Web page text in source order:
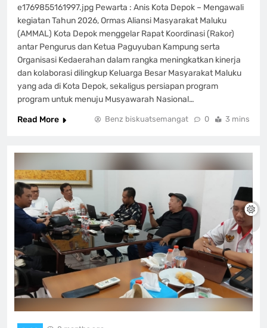
e1769855161997.jpg Pewarta : Anis Kota Depok – Mengawali
kegiatan Tahun 2026, Ormas Aliansi Masyarakat Maluku
(AMMAL) Kota Depok menggelar Rapat Koordinasi (Rakor)
antar Pengurus dan Ketua Paguyuban Kampung serta
Organisasi Kedaerahan dalam rangka meningkatkan kinerja
dan kolaborasi dilingkup Keluarga Besar Masyarakat Maluku
yang ada di Kota Depok, sekaligus persiapan program
program untuk menuju Musyawarah Nasional…
Read More
Benz biskuatsemangat 0 3 mins